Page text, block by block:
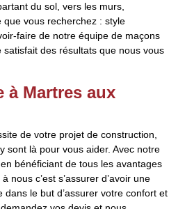
du sol, vers les murs,
que vous recherchez : style
faire de notre équipe de maçons
des résultats que nous vous
à Martres aux
de votre projet de construction,
sont là pour vous aider. Avec notre
bénéficiant de tous les avantages
c’est s’assurer d’avoir une
le but d’assurer votre confort et